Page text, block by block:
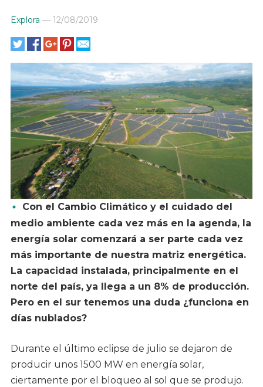
Explora — 12/08/2019
Con el Cambio Climático y el cuidado del
medio ambiente cada vez más en la agenda, la
energía solar comenzará a ser parte cada vez
más importante de nuestra matriz energética.
La capacidad instalada, principalmente en el
norte del país, ya llega a un 8% de producción.
Pero en el sur tenemos una duda ¿funciona en
días nublados?
Durante el último eclipse de julio se dejaron de
producir unos 1500 MW en energía solar,
ciertamente por el bloqueo al sol que se produjo.